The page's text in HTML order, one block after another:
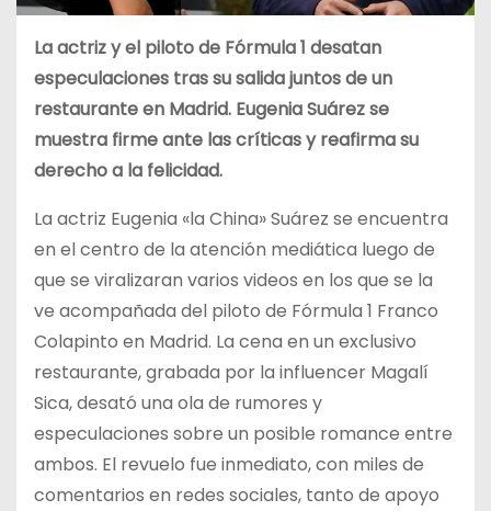
La actriz y el piloto de Fórmula 1 desatan
especulaciones tras su salida juntos de un
restaurante en Madrid. Eugenia Suárez se
muestra firme ante las críticas y reafirma su
derecho a la felicidad.
La actriz Eugenia «la China» Suárez se encuentra
en el centro de la atención mediática luego de
que se viralizaran varios videos en los que se la
ve acompañada del piloto de Fórmula 1 Franco
Colapinto en Madrid. La cena en un exclusivo
restaurante, grabada por la influencer Magalí
Sica, desató una ola de rumores y
especulaciones sobre un posible romance entre
ambos. El revuelo fue inmediato, con miles de
comentarios en redes sociales, tanto de apoyo